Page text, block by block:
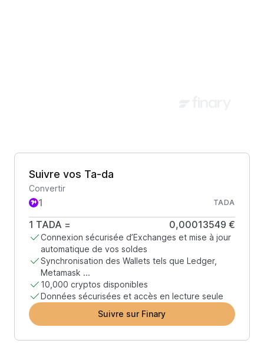
Suivre vos Ta-da
Convertir
TADA
1 TADA = 0,00013549 €
Connexion sécurisée d’Exchanges et mise à jour
automatique de vos soldes
Synchronisation des Wallets tels que Ledger,
Metamask ...
10,000 cryptos disponibles
Données sécurisées et accès en lecture seule
Suivre sur Finary